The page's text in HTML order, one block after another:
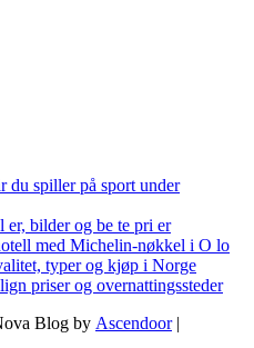
du spiller på sport under
bilder og be te pri er
med Michelin-nøkkel i O lo
typer og kjøp i Norge
priser og overnattingssteder
Blog by Ascendoor|